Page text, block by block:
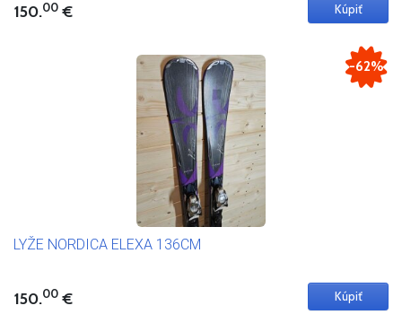
150.00 €
LYŽE NORDICA ELEXA 136CM
150.00 €
-62%